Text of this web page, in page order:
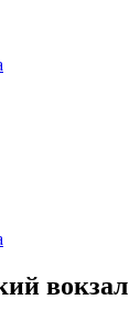
вокзал